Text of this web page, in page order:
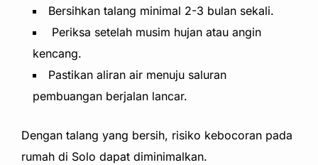
Bersihkan talang minimal 2-3 bulan sekali.
Periksa setelah musim hujan atau angin
kencang.
Pastikan aliran air menuju saluran
pembuangan berjalan lancar.
Dengan talang yang bersih, risiko kebocoran pada
rumah di Solo dapat diminimalkan.